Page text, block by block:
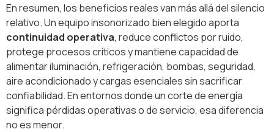
En resumen, los beneficios reales van más allá del silencio
relativo. Un equipo insonorizado bien elegido aporta
continuidad operativa, reduce conflictos por ruido,
protege procesos críticos y mantiene capacidad de
alimentar iluminación, refrigeración, bombas, seguridad,
aire acondicionado y cargas esenciales sin sacrificar
confiabilidad. En entornos donde un corte de energía
significa pérdidas operativas o de servicio, esa diferencia
no es menor.